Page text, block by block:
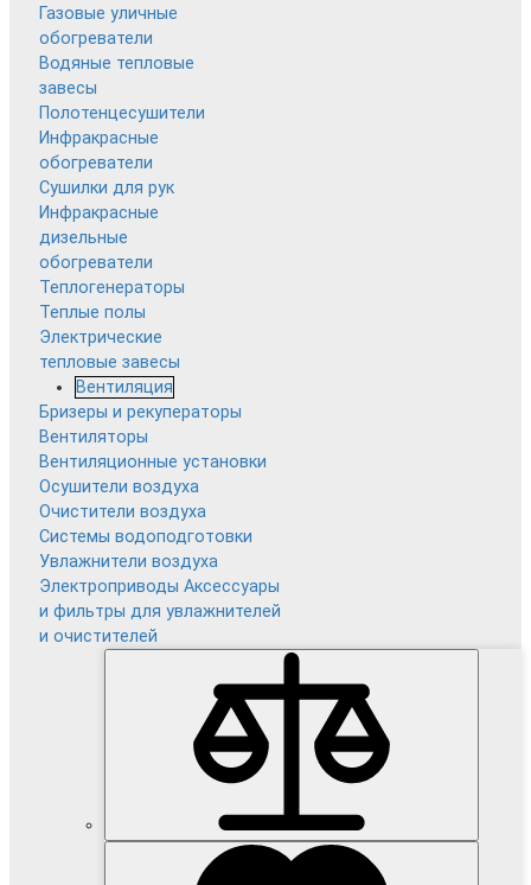
Газовые уличные
обогреватели
Водяные тепловые
завесы
Полотенцесушители
Инфракрасные
обогреватели
Сушилки для рук
Инфракрасные
дизельные
обогреватели
Теплогенераторы
Теплые полы
Электрические
тепловые завесы
Вентиляция
Бризеры и рекуператоры
Вентиляторы
Вентиляционные установки
Осушители воздуха
Очистители воздуха
Системы водоподготовки
Увлажнители воздуха
Электроприводы Аксессуары
и фильтры для увлажнителей
и очистителей